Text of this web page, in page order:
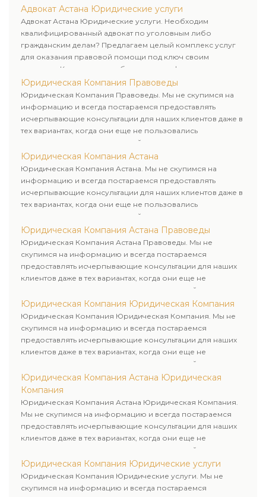
юридических лиц. Индивидуальный подход к каждому
клиенту.
Адвокат Астана Юридические услуги
Адвокат Астана Юридические услуги. Необходим
квалифицированный адвокат по уголовным либо
гражданским делам? Предлагаем целый комплекс услуг
для оказания правовой помощи под ключ своим
клиентам. Комплексное обслуживание физических и
юридических лиц. Индивидуальный подход к каждому
клиенту.
Юридическая Компания Правоведы
Юридическая Компания Правоведы. Мы не скупимся на
информацию и всегда постараемся предоставлять
исчерпывающие консультации для наших клиентов даже в
тех вариантах, когда они еще не пользовались
юридическими услугами нашей компании.
Юридическая Компания Астана
Юридическая Компания Астана. Мы не скупимся на
информацию и всегда постараемся предоставлять
исчерпывающие консультации для наших клиентов даже в
тех вариантах, когда они еще не пользовались
юридическими услугами нашей компании.
Юридическая Компания Астана Правоведы
Юридическая Компания Астана Правоведы. Мы не
скупимся на информацию и всегда постараемся
предоставлять исчерпывающие консультации для наших
клиентов даже в тех вариантах, когда они еще не
пользовались юридическими услугами нашей компании.
Юридическая Компания Юридическая Компания
Юридическая Компания Юридическая Компания. Мы не
скупимся на информацию и всегда постараемся
предоставлять исчерпывающие консультации для наших
клиентов даже в тех вариантах, когда они еще не
пользовались юридическими услугами нашей компании.
Юридическая Компания Астана Юридическая
Компания
Юридическая Компания Астана Юридическая Компания.
Мы не скупимся на информацию и всегда постараемся
предоставлять исчерпывающие консультации для наших
клиентов даже в тех вариантах, когда они еще не
пользовались юридическими услугами нашей компании.
Юридическая Компания Юридические услуги
Юридическая Компания Юридические услуги. Мы не
скупимся на информацию и всегда постараемся